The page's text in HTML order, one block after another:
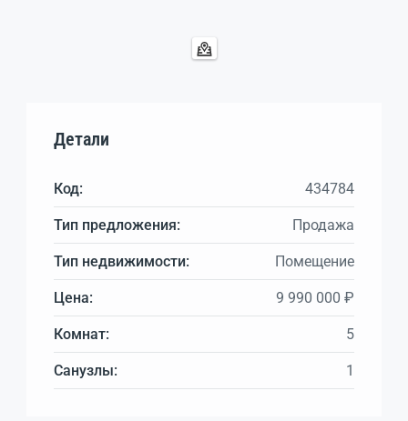
Детали
Код: 434784
Тип предложения: Продажа
Тип недвижимости: Помещение
Цена: 9 990 000 ₽
Комнат: 5
Санузлы: 1